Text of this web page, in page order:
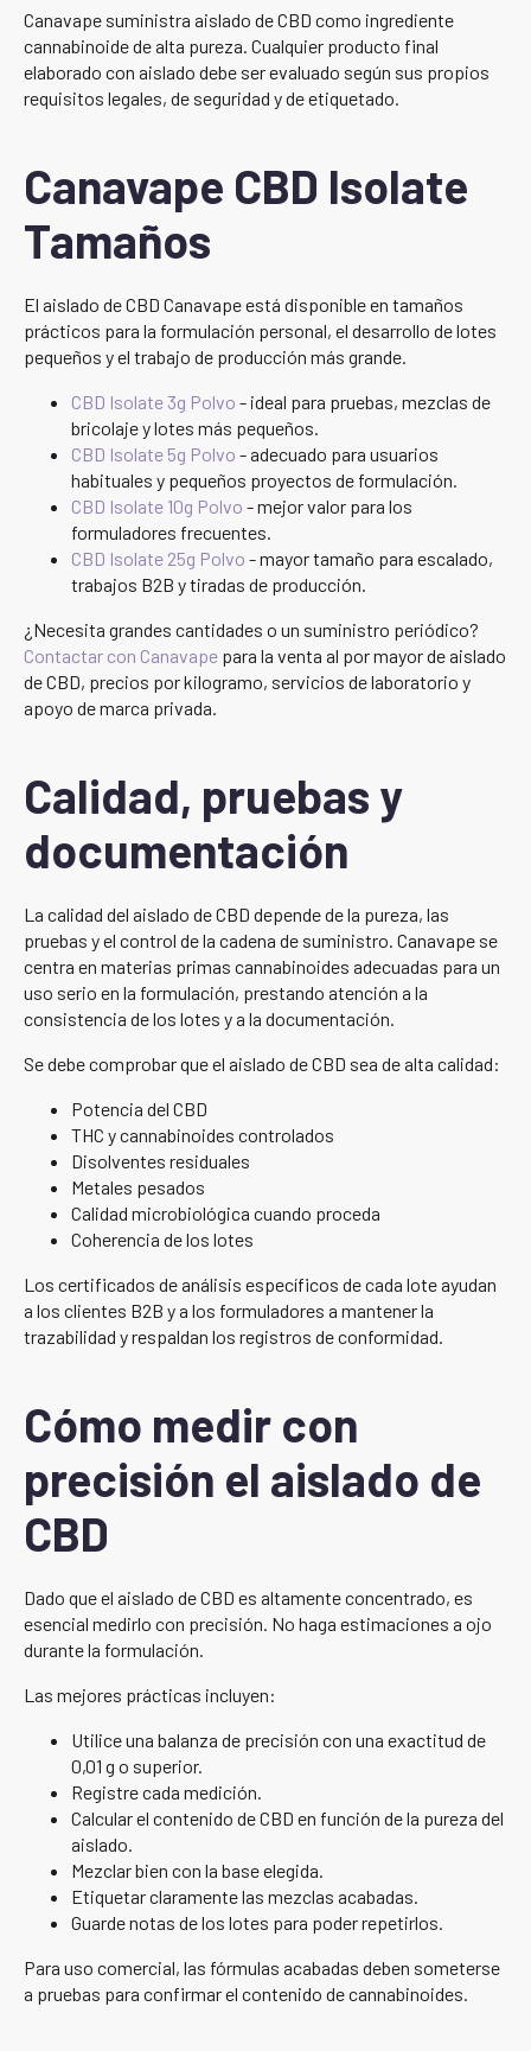
Canavape suministra aislado de CBD como ingrediente
cannabinoide de alta pureza. Cualquier producto final
elaborado con aislado debe ser evaluado según sus propios
requisitos legales, de seguridad y de etiquetado.
Canavape CBD Isolate
Tamaños
El aislado de CBD Canavape está disponible en tamaños
prácticos para la formulación personal, el desarrollo de lotes
pequeños y el trabajo de producción más grande.
CBD Isolate 3g Polvo - ideal para pruebas, mezclas de
bricolaje y lotes más pequeños.
CBD Isolate 5g Polvo - adecuado para usuarios
habituales y pequeños proyectos de formulación.
CBD Isolate 10g Polvo - mejor valor para los
formuladores frecuentes.
CBD Isolate 25g Polvo - mayor tamaño para escalado,
trabajos B2B y tiradas de producción.
¿Necesita grandes cantidades o un suministro periódico?
Contactar con Canavape para la venta al por mayor de aislado
de CBD, precios por kilogramo, servicios de laboratorio y
apoyo de marca privada.
Calidad, pruebas y
documentación
La calidad del aislado de CBD depende de la pureza, las
pruebas y el control de la cadena de suministro. Canavape se
centra en materias primas cannabinoides adecuadas para un
uso serio en la formulación, prestando atención a la
consistencia de los lotes y a la documentación.
Se debe comprobar que el aislado de CBD sea de alta calidad:
Potencia del CBD
THC y cannabinoides controlados
Disolventes residuales
Metales pesados
Calidad microbiológica cuando proceda
Coherencia de los lotes
Los certificados de análisis específicos de cada lote ayudan
a los clientes B2B y a los formuladores a mantener la
trazabilidad y respaldan los registros de conformidad.
Cómo medir con
precisión el aislado de
CBD
Dado que el aislado de CBD es altamente concentrado, es
esencial medirlo con precisión. No haga estimaciones a ojo
durante la formulación.
Las mejores prácticas incluyen:
Utilice una balanza de precisión con una exactitud de
0,01 g o superior.
Registre cada medición.
Calcular el contenido de CBD en función de la pureza del
aislado.
Mezclar bien con la base elegida.
Etiquetar claramente las mezclas acabadas.
Guarde notas de los lotes para poder repetirlos.
Para uso comercial, las fórmulas acabadas deben someterse
a pruebas para confirmar el contenido de cannabinoides.